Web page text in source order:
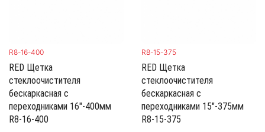
R8-16-400
RED Щетка
стеклоочистителя
бескаркасная с
переходниками 16"-400мм
R8-16-400
R8-15-375
RED Щетка
стеклоочистителя
бескаркасная с
переходниками 15"-375мм
R8-15-375